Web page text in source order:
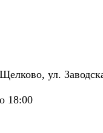
ул.
18:00